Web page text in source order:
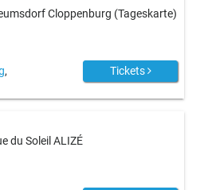
Cloppenburg (Tageskarte)
,
Tickets
du Soleil ALIZÉ